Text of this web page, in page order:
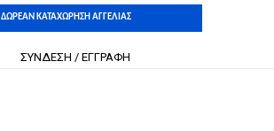
ΔΩΡΕΑΝ ΚΑΤΑΧΩΡΗΣΗ ΑΓΓΕΛΙΑΣ
ΣΥΝΔΕΣΗ / ΕΓΓΡΑΦΗ